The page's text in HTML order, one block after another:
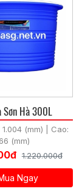
Sơn Hà 300L
(mm) | Cao:
(mm)
1.220.000đ
Ngay